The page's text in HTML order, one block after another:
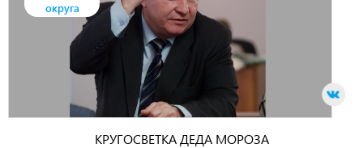
округа
КРУГОСВЕТКА ДЕДА МОРОЗА